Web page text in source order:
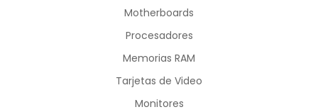
Motherboards
Procesadores
Memorias RAM
Tarjetas de Video
Monitores